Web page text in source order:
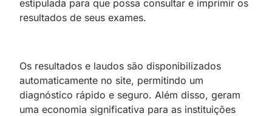
estipulada para que possa consultar e imprimir os
resultados de seus exames.
Os resultados e laudos são disponibilizados
automaticamente no site, permitindo um
diagnóstico rápido e seguro. Além disso, geram
uma economia significativa para as instituições